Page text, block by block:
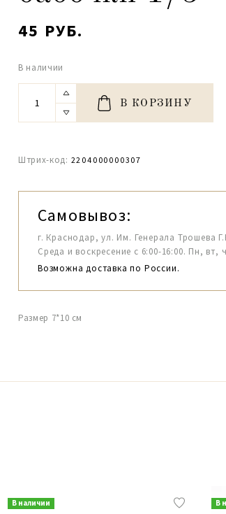
45 РУБ.
В наличии
В КОРЗИНУ
Штрих-код: 2204000000307
Самовывоз:
г. Краснодар, ул. Им. Генерала Трошева
Среда и воскресение с 6:00-16:00. Пн, вт,
Возможна доставка по России.
Размер 7*10 см
В наличии
В